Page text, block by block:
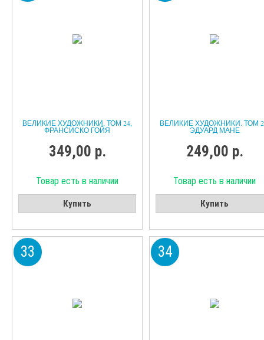
ВЕЛИКИЕ ХУДОЖНИКИ. ТОМ 24,
ФРАНСИСКО ГОЙЯ
349,00 р.
Товар есть в наличии
Купить
ВЕЛИКИЕ ХУДОЖНИКИ. ТОМ
ЭДУАРД МАНЕ
249,00 р.
Товар есть в наличии
Купить
33 34